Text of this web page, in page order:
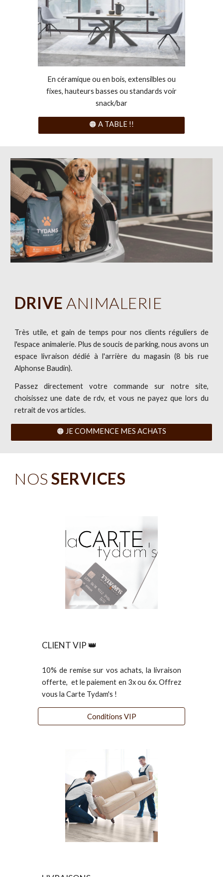
En céramique ou en bois, extensilbles ou
fixes, hauteurs basses ou standards voir
snack/bar
🟠 A TABLE !!
DRIVEANIMALERIE
Très utile, et gain de temps pour nos clients réguliers de
l'espace animalerie. Plus de soucis de parking, nous avons un
espace livraison dédié à l'arrière du magasin (8 bis rue
Alphonse Baudin).
Passez directement votre commande sur notre site,
choisissez une date de rdv, et vous ne payez que lors du
retrait de vos articles.
🟠 JE COMMENCE MES ACHATS
NOSSERVICES
CLIENT VIP 👑
10% de remise sur vos achats, la livraison
offerte, et le paiement en 3x ou 6x. Offrez
vous la Carte Tydam's !
Conditions VIP